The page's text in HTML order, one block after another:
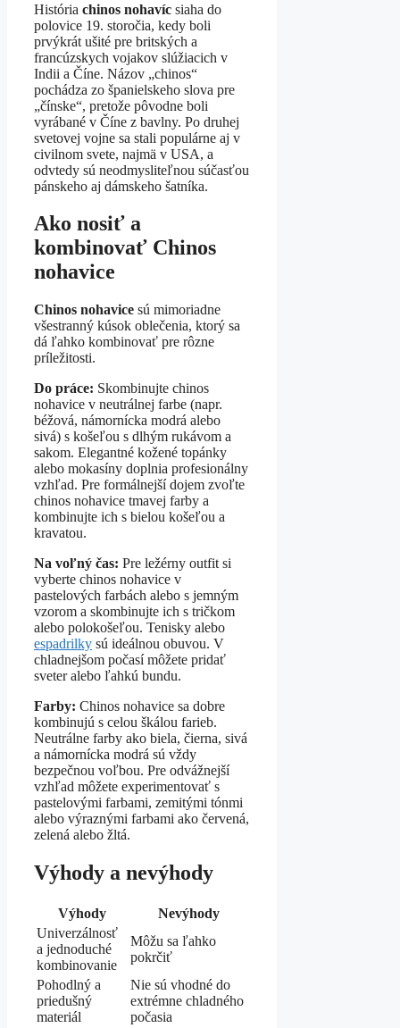
História chinos nohavíc siaha do
polovice 19. storočia, kedy boli
prvýkrát ušité pre britských a
francúzskych vojakov slúžiacich v
Indii a Číne. Názov „chinos“
pochádza zo španielskeho slova pre
„čínske“, pretože pôvodne boli
vyrábané v Číne z bavlny. Po druhej
svetovej vojne sa stali populárne aj v
civilnom svete, najmä v USA, a
odvtedy sú neodmysliteľnou súčasťou
pánskeho aj dámskeho šatníka.
Ako nosiť a
kombinovať Chinos
nohavice
Chinos nohavice sú mimoriadne
všestranný kúsok oblečenia, ktorý sa
dá ľahko kombinovať pre rôzne
príležitosti.
Do práce: Skombinujte chinos
nohavice v neutrálnej farbe (napr.
béžová, námornícka modrá alebo
sivá) s košeľou s dlhým rukávom a
sakom. Elegantné kožené topánky
alebo mokasíny doplnia profesionálny
vzhľad. Pre formálnejší dojem zvoľte
chinos nohavice tmavej farby a
kombinujte ich s bielou košeľou a
kravatou.
Na voľný čas: Pre ležérny outfit si
vyberte chinos nohavice v
pastelových farbách alebo s jemným
vzorom a skombinujte ich s tričkom
alebo polokošeľou. Tenisky alebo
espadrilky sú ideálnou obuvou. V
chladnejšom počasí môžete pridať
sveter alebo ľahkú bundu.
Farby: Chinos nohavice sa dobre
kombinujú s celou škálou farieb.
Neutrálne farby ako biela, čierna, sivá
a námornícka modrá sú vždy
bezpečnou voľbou. Pre odvážnejší
vzhľad môžete experimentovať s
pastelovými farbami, zemitými tónmi
alebo výraznými farbami ako červená,
zelená alebo žltá.
Výhody a nevýhody
Výhody
Nevýhody
Univerzálnosť
a jednoduché
kombinovanie
Môžu sa ľahko
pokrčiť
Pohodlný a
priedušný
materiál
Nie sú vhodné do
extrémne chladného
počasia